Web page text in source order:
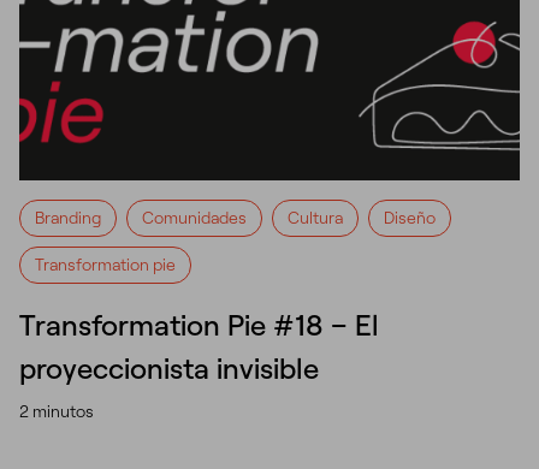
Branding Comunidades Cultura Diseño
Transformation pie
Transformation Pie #18 – El
proyeccionista invisible
2 minutos